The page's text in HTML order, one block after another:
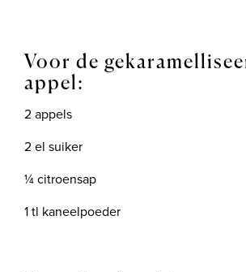
Voor de
appel:
2 appels
2 el suiker
¼ citroensap
1 tl kaneelpoeder